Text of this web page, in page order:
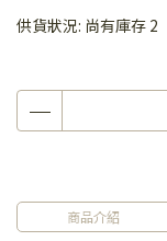
供貨狀況: 尚有庫存 2
商品介紹